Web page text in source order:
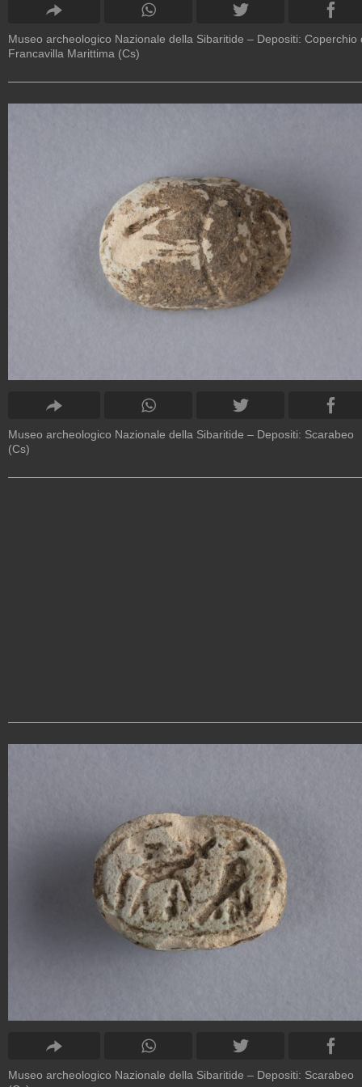
Museo archeologico Nazionale della Sibaritide – Depositi: Coperchio
Francavilla Marittima (Cs)
Museo archeologico Nazionale della Sibaritide – Depositi: Scarabeo
(Cs)
Museo archeologico Nazionale della Sibaritide – Depositi: Scarabeo